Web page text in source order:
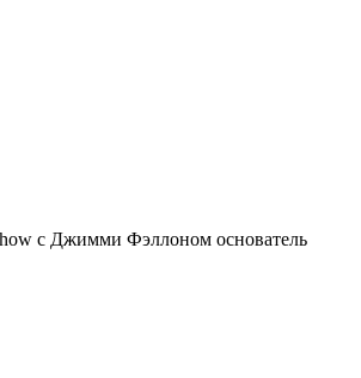
с Джимми Фэллоном основатель